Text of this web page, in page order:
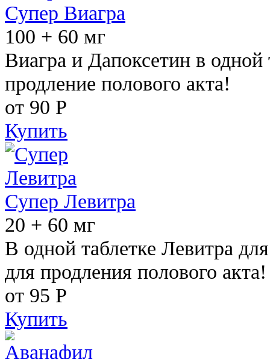
Супер Виагра
100 + 60 мг
Виагра и Дапоксетин в одной
продление полового акта!
от 90 Р
Купить
Супер Левитра
20 + 60 мг
В одной таблетке Левитра
для продления полового акта!
от 95 Р
Купить